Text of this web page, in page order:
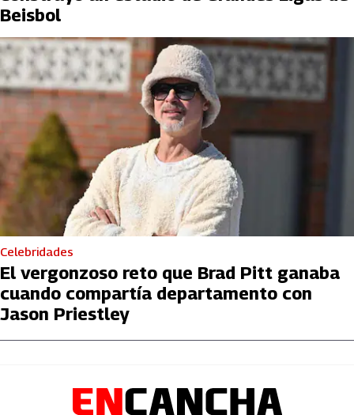
Beisbol
Celebridades
El vergonzoso reto que Brad Pitt ganaba
cuando compartía departamento con
Jason Priestley